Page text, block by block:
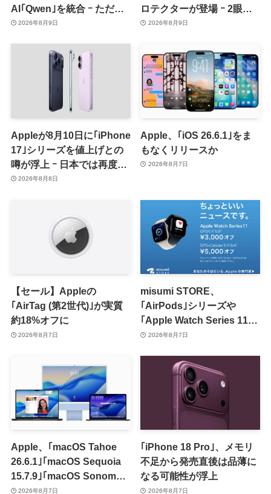
AI｢Qwen｣を統合 ｰ ただ、
ユーザーガイドを公開後に
2026年8月9日
ロテクターが登場 ｰ 2眼カ
メラ搭載や一部本体カラー
2026年8月9日
Appleが8月10日に｢iPhone
17｣シリーズを値上げとの
噂が浮上 ｰ 日本では再度値
上げの可能性も?!
2026年8月8日
Apple、｢iOS 26.6.1｣をま
もなくリリースか
2026年8月7日
【セール】Appleの
｢AirTag (第2世代)｣が実質
約18%オフに
2026年8月7日
misumi STORE、
｢AirPods｣シリーズや
｢Apple Watch Series 11｣
のセールを開催中
2026年8月7日
Apple、｢macOS Tahoe
26.6.1｣｢macOS Sequoia
15.7.9｣｢macOS Sonoma
14.8.9｣をリリース ｰ 画面共
2026年8月7日
｢iPhone 18 Pro｣、メモリ
不足から発売直後は品薄に
なる可能性が浮上
2026年8月7日